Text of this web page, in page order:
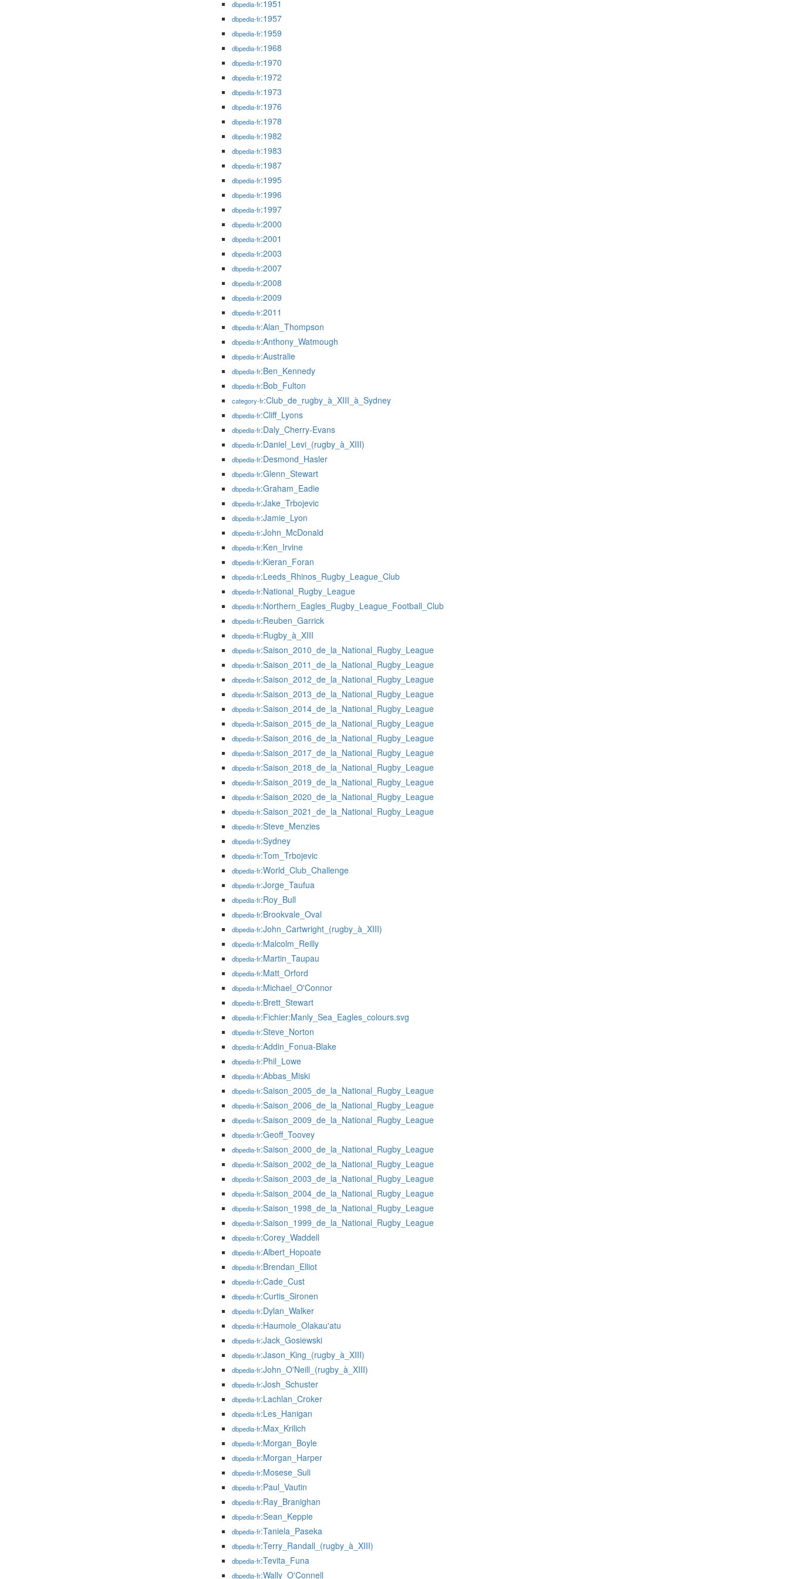
dbpedia-fr:1951
dbpedia-fr:1957
dbpedia-fr:1959
dbpedia-fr:1968
dbpedia-fr:1970
dbpedia-fr:1972
dbpedia-fr:1973
dbpedia-fr:1976
dbpedia-fr:1978
dbpedia-fr:1982
dbpedia-fr:1983
dbpedia-fr:1987
dbpedia-fr:1995
dbpedia-fr:1996
dbpedia-fr:1997
dbpedia-fr:2000
dbpedia-fr:2001
dbpedia-fr:2003
dbpedia-fr:2007
dbpedia-fr:2008
dbpedia-fr:2009
dbpedia-fr:2011
dbpedia-fr:Alan_Thompson
dbpedia-fr:Anthony_Watmough
dbpedia-fr:Australie
dbpedia-fr:Ben_Kennedy
dbpedia-fr:Bob_Fulton
category-fr:Club_de_rugby_à_XIII_à_Sydney
dbpedia-fr:Cliff_Lyons
dbpedia-fr:Daly_Cherry-Evans
dbpedia-fr:Daniel_Levi_(rugby_à_XIII)
dbpedia-fr:Desmond_Hasler
dbpedia-fr:Glenn_Stewart
dbpedia-fr:Graham_Eadie
dbpedia-fr:Jake_Trbojevic
dbpedia-fr:Jamie_Lyon
dbpedia-fr:John_McDonald
dbpedia-fr:Ken_Irvine
dbpedia-fr:Kieran_Foran
dbpedia-fr:Leeds_Rhinos_Rugby_League_Club
dbpedia-fr:National_Rugby_League
dbpedia-fr:Northern_Eagles_Rugby_League_Football_Club
dbpedia-fr:Reuben_Garrick
dbpedia-fr:Rugby_à_XIII
dbpedia-fr:Saison_2010_de_la_National_Rugby_League
dbpedia-fr:Saison_2011_de_la_National_Rugby_League
dbpedia-fr:Saison_2012_de_la_National_Rugby_League
dbpedia-fr:Saison_2013_de_la_National_Rugby_League
dbpedia-fr:Saison_2014_de_la_National_Rugby_League
dbpedia-fr:Saison_2015_de_la_National_Rugby_League
dbpedia-fr:Saison_2016_de_la_National_Rugby_League
dbpedia-fr:Saison_2017_de_la_National_Rugby_League
dbpedia-fr:Saison_2018_de_la_National_Rugby_League
dbpedia-fr:Saison_2019_de_la_National_Rugby_League
dbpedia-fr:Saison_2020_de_la_National_Rugby_League
dbpedia-fr:Saison_2021_de_la_National_Rugby_League
dbpedia-fr:Steve_Menzies
dbpedia-fr:Sydney
dbpedia-fr:Tom_Trbojevic
dbpedia-fr:World_Club_Challenge
dbpedia-fr:Jorge_Taufua
dbpedia-fr:Roy_Bull
dbpedia-fr:Brookvale_Oval
dbpedia-fr:John_Cartwright_(rugby_à_XIII)
dbpedia-fr:Malcolm_Reilly
dbpedia-fr:Martin_Taupau
dbpedia-fr:Matt_Orford
dbpedia-fr:Michael_O'Connor
dbpedia-fr:Brett_Stewart
dbpedia-fr:Fichier:Manly_Sea_Eagles_colours.svg
dbpedia-fr:Steve_Norton
dbpedia-fr:Addin_Fonua-Blake
dbpedia-fr:Phil_Lowe
dbpedia-fr:Abbas_Miski
dbpedia-fr:Saison_2005_de_la_National_Rugby_League
dbpedia-fr:Saison_2006_de_la_National_Rugby_League
dbpedia-fr:Saison_2009_de_la_National_Rugby_League
dbpedia-fr:Geoff_Toovey
dbpedia-fr:Saison_2000_de_la_National_Rugby_League
dbpedia-fr:Saison_2002_de_la_National_Rugby_League
dbpedia-fr:Saison_2003_de_la_National_Rugby_League
dbpedia-fr:Saison_2004_de_la_National_Rugby_League
dbpedia-fr:Saison_1998_de_la_National_Rugby_League
dbpedia-fr:Saison_1999_de_la_National_Rugby_League
dbpedia-fr:Corey_Waddell
dbpedia-fr:Albert_Hopoate
dbpedia-fr:Brendan_Elliot
dbpedia-fr:Cade_Cust
dbpedia-fr:Curtis_Sironen
dbpedia-fr:Dylan_Walker
dbpedia-fr:Haumole_Olakau'atu
dbpedia-fr:Jack_Gosiewski
dbpedia-fr:Jason_King_(rugby_à_XIII)
dbpedia-fr:John_O'Neill_(rugby_à_XIII)
dbpedia-fr:Josh_Schuster
dbpedia-fr:Lachlan_Croker
dbpedia-fr:Les_Hanigan
dbpedia-fr:Max_Krilich
dbpedia-fr:Morgan_Boyle
dbpedia-fr:Morgan_Harper
dbpedia-fr:Mosese_Suli
dbpedia-fr:Paul_Vautin
dbpedia-fr:Ray_Branighan
dbpedia-fr:Sean_Keppie
dbpedia-fr:Taniela_Paseka
dbpedia-fr:Terry_Randall_(rugby_à_XIII)
dbpedia-fr:Tevita_Funa
dbpedia-fr:Wally_O'Connell